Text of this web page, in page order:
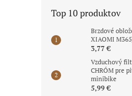
Top 10 produktov
Brzdové
XIAOMI
3,77 €
Vzduchový
CHRÓM pre
minibike
5,99 €